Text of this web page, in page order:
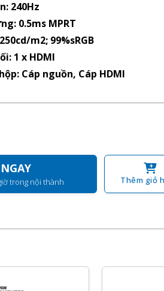
240Hz
0.5ms MPRT
m2; 99%sRGB
1 x HDMI
Cáp nguồn, Cáp HDMI
trong nội thành Thêm giỏ